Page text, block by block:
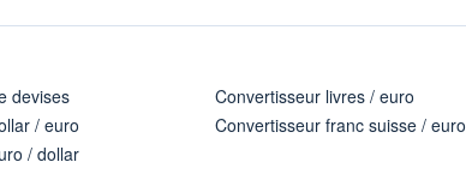
devises
/ euro
/ dollar
Convertisseur livres / euro
Convertisseur franc suisse / euro